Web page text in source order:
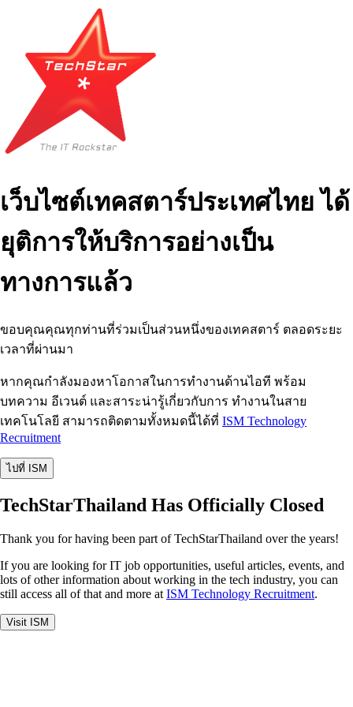
เว็บไซต์เทคสตาร์ประเทศไทย ได้
ยุติการให้บริการอย่างเป็น
ทางการแล้ว
ขอบคุณคุณทุกท่านที่ร่วมเป็นส่วนหนึ่งของเทคสตาร์ ตลอดระยะ
เวลาที่ผ่านมา
หากคุณกำลังมองหาโอกาสในการทำงานด้านไอที พร้อม
บทความ อีเวนต์ และสาระน่ารู้เกี่ยวกับการ ทำงานในสาย
เทคโนโลยี สามารถติดตามทั้งหมดนี้ได้ที่ ISM Technology
Recruitment
ไปที่ ISM
TechStarThailand Has Officially Closed
Thank you for having been part of TechStarThailand over the years!
If you are looking for IT job opportunities, useful articles, events, and
lots of other information about working in the tech industry, you can
still access all of that and more at ISM Technology Recruitment.
Visit ISM